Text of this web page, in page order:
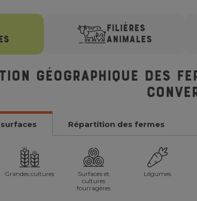
FILIÈRES
ANIMALES
géographique des
Répartition des fermes
Grandes cultures
Surfaces et
cultures
fourragères
Légumes